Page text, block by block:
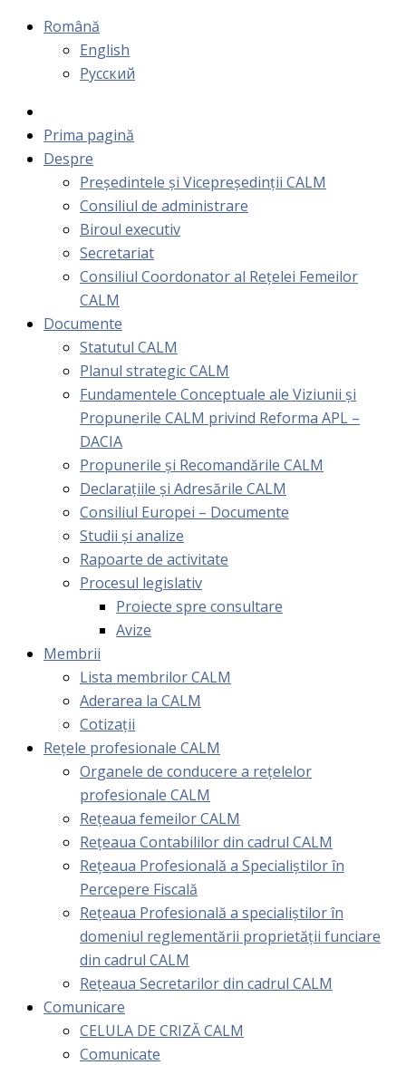
Română
English
Русский
Prima pagină
Despre
Președintele și Vicepreședinții CALM
Consiliul de administrare
Biroul executiv
Secretariat
Consiliul Coordonator al Rețelei Femeilor
CALM
Documente
Statutul CALM
Planul strategic CALM
Fundamentele Conceptuale ale Viziunii și
Propunerile CALM privind Reforma APL –
DACIA
Propunerile și Recomandările CALM
Declarațiile și Adresările CALM
Consiliul Europei – Documente
Studii și analize
Rapoarte de activitate
Procesul legislativ
Proiecte spre consultare
Avize
Membrii
Lista membrilor CALM
Aderarea la CALM
Cotizaţii
Rețele profesionale CALM
Organele de conducere a rețelelor
profesionale CALM
Rețeaua femeilor CALM
Rețeaua Contabililor din cadrul CALM
Rețeaua Profesională a Specialiștilor în
Percepere Fiscală
Reţeaua Profesională a specialiştilor în
domeniul reglementării proprietăţii funciare
din cadrul CALM
Rețeaua Secretarilor din cadrul CALM
Comunicare
CELULA DE CRIZĂ CALM
Comunicate